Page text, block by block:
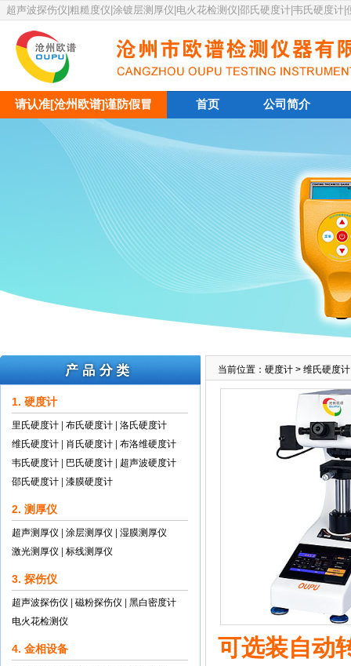
超声波探伤仪|粗糙度仪|涂镀层测厚仪|电火花检测仪|邵氏硬度计|韦氏硬度计|
请认准[沧州欧谱]谨防假冒 首页 公司简介
1. 硬度计
里氏硬度计 布氏硬度计
洛氏硬度计
维氏硬度计
肖氏硬度计
布洛维硬度计
韦氏硬度计
巴氏硬度计
超声波硬度计
邵氏硬度计
漆膜硬度计
2. 测厚仪
超声测厚仪 涂层测厚仪
湿膜测厚仪
激光测厚仪
标线测厚仪
3. 探伤仪
超声波探伤仪 磁粉探伤仪
黑白密度计
电火花检测仪
4. 金相设备
当前位置： 硬度计 > 维氏硬度计
可选装自动